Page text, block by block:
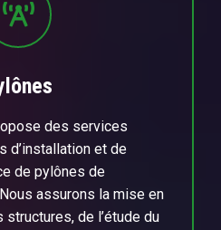
des services
d’installation et de
de pylônes de
assurons la mise en
de l’étude du